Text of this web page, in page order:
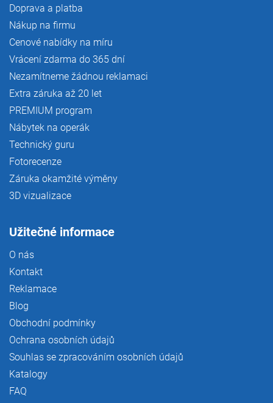
Doprava a platba
Nákup na firmu
Cenové nabídky na míru
Vrácení zdarma do 365 dní
Nezamítneme žádnou reklamaci
Extra záruka až 20 let
PREMIUM program
Nábytek na operák
Technický guru
Fotorecenze
Záruka okamžité výměny
3D vizualizace
Užitečné informace
O nás
Kontakt
Reklamace
Blog
Obchodní podmínky
Ochrana osobních údajů
Souhlas se zpracováním osobních údajů
Katalogy
FAQ